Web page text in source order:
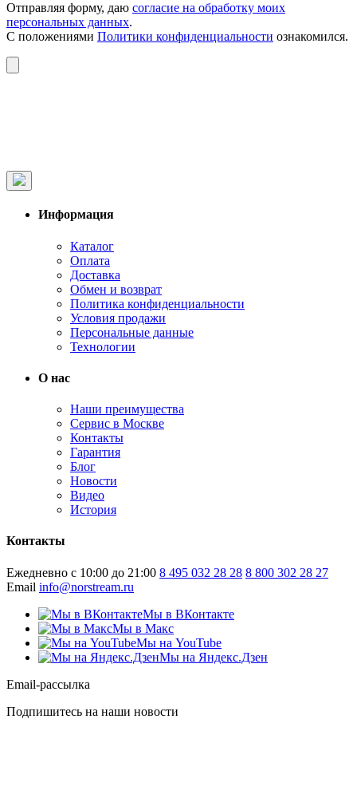
Отправляя форму, даю согласие на обработку моих
персональных данных.
С положениями Политики конфиденциальности ознакомился.
Информация
Каталог
Оплата
Доставка
Обмен и возврат
Политика конфиденциальности
Условия продажи
Персональные данные
Технологии
О нас
Наши преимущества
Сервис в Москве
Контакты
Гарантия
Блог
Новости
Видео
История
Контакты
Ежедневно с 10:00 до 21:00 8 495 032 28 28 8 800 302 28 27
Email info@norstream.ru
Мы в ВКонтакте
Мы в Макс
Мы на YouTube
Мы на Яндекс.Дзен
Email-рассылка
Подпишитесь на наши новости